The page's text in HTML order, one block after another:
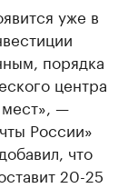
уже в
порядка
центра
мест», —
России»
что
20-25